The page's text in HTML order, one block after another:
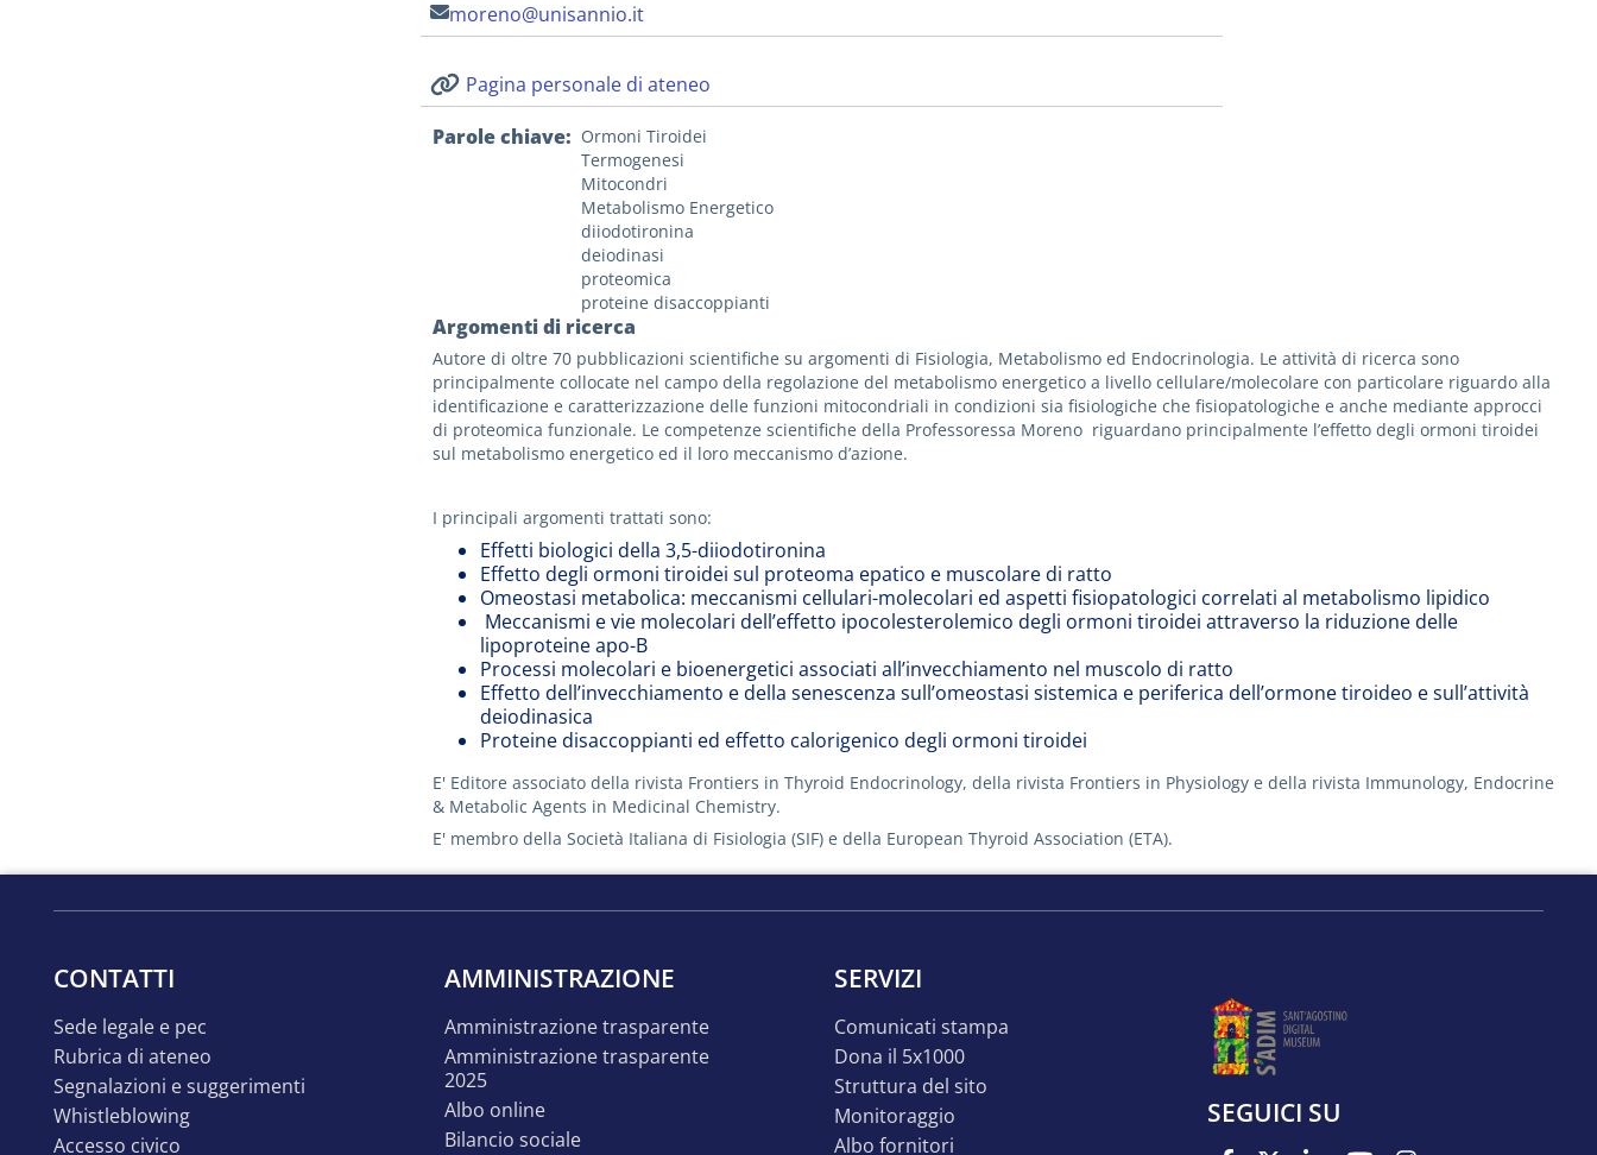
moreno@unisannio.it
Pagina personale di ateneo
Parole chiave
Ormoni Tiroidei
Termogenesi
Mitocondri
Metabolismo Energetico
diiodotironina
deiodinasi
proteomica
proteine disaccoppianti
Argomenti di ricerca
Autore di oltre 70 pubblicazioni scientifiche su argomenti di Fisiologia, Metabolismo ed Endocrinologia. Le attività di ricerca sono
principalmente collocate nel campo della regolazione del metabolismo energetico a livello cellulare/molecolare con particolare riguardo alla
identificazione e caratterizzazione delle funzioni mitocondriali in condizioni sia fisiologiche che fisiopatologiche e anche mediante approcci
di proteomica funzionale. Le competenze scientifiche della Professoressa Moreno riguardano principalmente l’effetto degli ormoni tiroidei
sul metabolismo energetico ed il loro meccanismo d’azione.
I principali argomenti trattati sono:
Effetti biologici della 3,5-diiodotironina
Effetto degli ormoni tiroidei sul proteoma epatico e muscolare di ratto
Omeostasi metabolica: meccanismi cellulari-molecolari ed aspetti fisiopatologici correlati al metabolismo lipidico
Meccanismi e vie molecolari dell’effetto ipocolesterolemico degli ormoni tiroidei attraverso la riduzione delle
lipoproteine apo-B
Processi molecolari e bioenergetici associati all’invecchiamento nel muscolo di ratto
Effetto dell’invecchiamento e della senescenza sull’omeostasi sistemica e periferica dell’ormone tiroideo e sull’attività
deiodinasica
Proteine disaccoppianti ed effetto calorigenico degli ormoni tiroidei
E' Editore associato della rivista Frontiers in Thyroid Endocrinology, della rivista Frontiers in Physiology e della rivista Immunology, Endocrine
& Metabolic Agents in Medicinal Chemistry.
E' membro della Società Italiana di Fisiologia (SIF) e della European Thyroid Association (ETA).
CONTATTI
sede legale e pec
rubrica di ateneo
segnalazioni e suggerimenti
whistleblowing
accesso civico
AMMINISTRAZIONE
amministrazione trasparente
amministrazione trasparente
2025
albo online
bilancio sociale
SERVIZI
comunicati stampa
dona il 5x1000
struttura del sito
monitoraggio
albo fornitori
SEGUICI SU